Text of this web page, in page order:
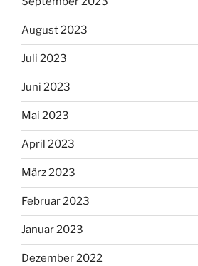
August 2023
Juli 2023
Juni 2023
Mai 2023
April 2023
März 2023
Februar 2023
Januar 2023
Dezember 2022